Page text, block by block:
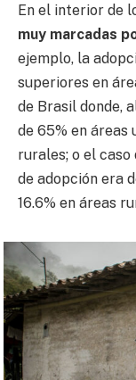
En el interior de
muy marcadas
ejemplo, la
superiores en
de Brasil donde,
de 65% en áreas
rurales; o el caso
de adopción era
16.6% en áreas